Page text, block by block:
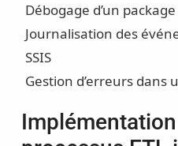
Débogage d’un package
Journalisation des
SSIS
Gestion d’erreurs dans
Implémentation